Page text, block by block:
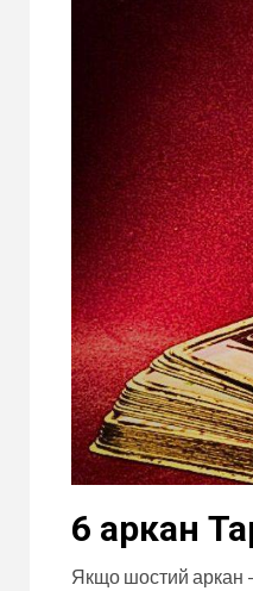
6 аркан
Якщо шостий аркан —